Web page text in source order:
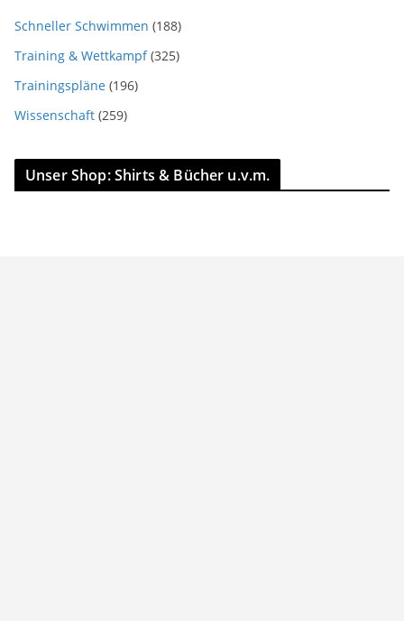
Schneller Schwimmen (188)
Training & Wettkampf(325)
Trainingspläne (196)
Wissenschaft (259)
Unser Shop: Shirts & Bücher u.v.m.